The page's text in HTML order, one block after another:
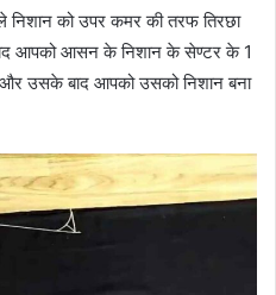
को उपर कमर की तरफ तिरछा
आपको आसन के निशान के सेण्टर के 1
और उसके बाद आपको उसको निशान बना